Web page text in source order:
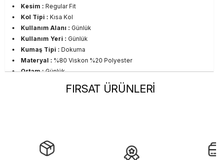
Kesim : Regular Fit
Kol Tipi : Kısa Kol
Kullanım Alanı : Günlük
Kullanım Yeri : Günlük
Kumaş Tipi : Dokuma
Materyal : %80 Viskon %20 Polyester
Ortam :Günlük
2026 YazFIRSAT ÜRÜNLERİ